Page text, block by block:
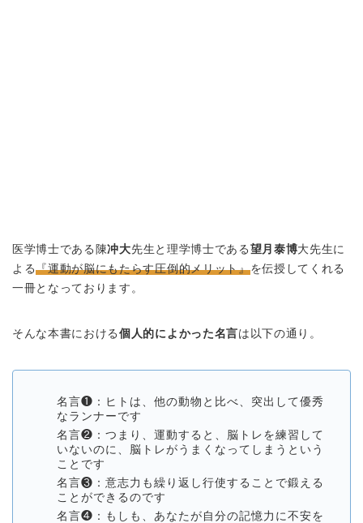
医学博士である陳冲大先生と理学博士である 望月泰博大先生に
よる『運動が脳にもたらす圧倒的メリット』を伝授してくれる
一冊となっております。
そんな本書における個人的によかった名言は以下の通り。
名言❶：ヒトは、他の動物と比べ、突出して優秀
なランナーです
名言❷：つまり、運動すると、脳トレを練習して
いないのに、脳トレがうまくなってしまうという
ことです
名言❸：意志力も繰り返し行使することで鍛える
ことができるのです
名言❹：もしも、あなたが自分の記憶力に不安を